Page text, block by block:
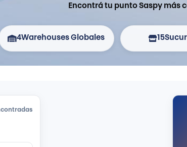
Encontrá tu punto Saspy más
4Warehouses Globales 15